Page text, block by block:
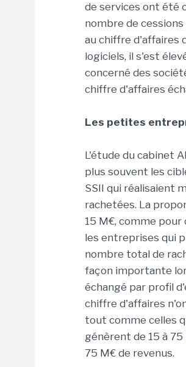
de services ont été
nombre de
au chiffre d'affaires
logiciels, il s'est
concerné des
chiffre d'affaires
Les petites
L'étude du cabinet
plus souvent les
SSII qui réalisaient
rachetées. La
15 M€, comme
les entreprises qui
nombre total de
façon importante
échangé par profil
chiffre d'affaires
tout comme celles
génèrent de 15 à
75 M€ de revenus.